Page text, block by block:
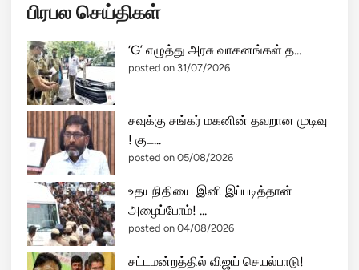
பிரபல செய்திகள்
‘G’ எழுத்து அரசு வாகனங்கள் த...
posted on 31/07/2026
சவுக்கு சங்கர் மகனின் தவறான முடிவு
! குட...
posted on 05/08/2026
உதயநிதியை இனி இப்படித்தான்
அழைப்போம்! ...
posted on 04/08/2026
சட்டமன்றத்தில் விஜய் செயல்பாடு!